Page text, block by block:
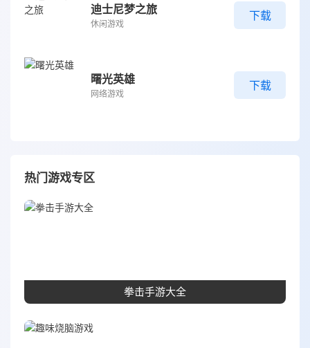
迪士尼梦之旅
休闲游戏
下载
曙光英雄
网络游戏
下载
热门游戏专区
拳击手游大全